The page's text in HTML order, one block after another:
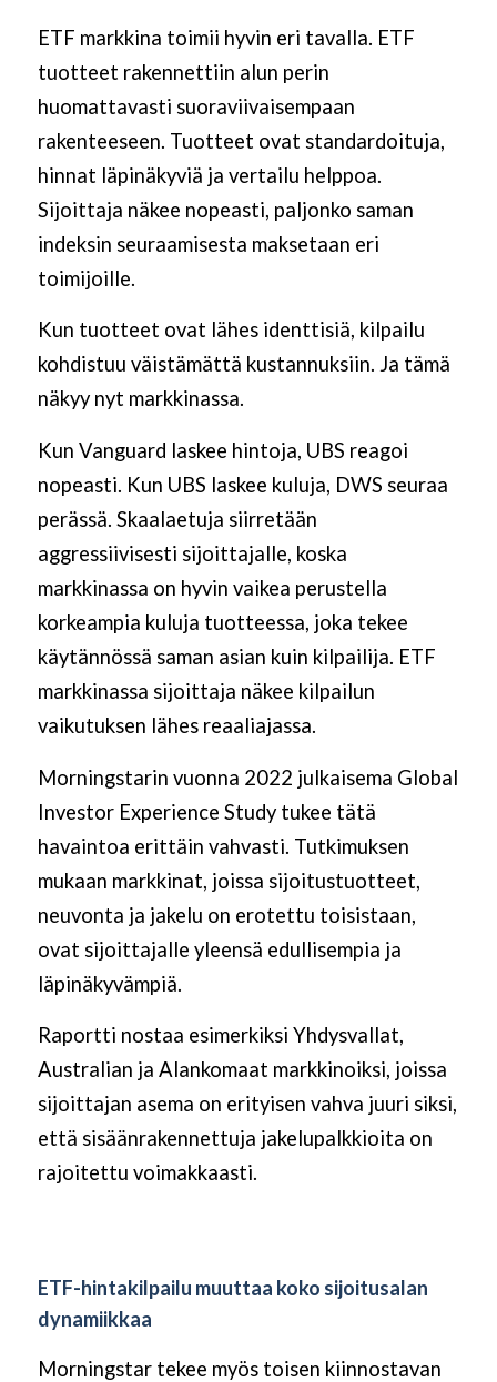
ETF markkina toimii hyvin eri tavalla. ETF
tuotteet rakennettiin alun perin
huomattavasti suoraviivaisempaan
rakenteeseen. Tuotteet ovat standardoituja,
hinnat läpinäkyviä ja vertailu helppoa.
Sijoittaja näkee nopeasti, paljonko saman
indeksin seuraamisesta maksetaan eri
toimijoille.
Kun tuotteet ovat lähes identtisiä, kilpailu
kohdistuu väistämättä kustannuksiin. Ja tämä
näkyy nyt markkinassa.
Kun Vanguard laskee hintoja, UBS reagoi
nopeasti. Kun UBS laskee kuluja, DWS seuraa
perässä. Skaalaetuja siirretään
aggressiivisesti sijoittajalle, koska
markkinassa on hyvin vaikea perustella
korkeampia kuluja tuotteessa, joka tekee
käytännössä saman asian kuin kilpailija. ETF
markkinassa sijoittaja näkee kilpailun
vaikutuksen lähes reaaliajassa.
Morningstarin vuonna 2022 julkaisema Global
Investor Experience Study tukee tätä
havaintoa erittäin vahvasti. Tutkimuksen
mukaan markkinat, joissa sijoitustuotteet,
neuvonta ja jakelu on erotettu toisistaan,
ovat sijoittajalle yleensä edullisempia ja
läpinäkyvämpiä.
Raportti nostaa esimerkiksi Yhdysvallat,
Australian ja Alankomaat markkinoiksi, joissa
sijoittajan asema on erityisen vahva juuri siksi,
että sisäänrakennettuja jakelupalkkioita on
rajoitettu voimakkaasti.
ETF-hintakilpailu muuttaa koko sijoitusalan
dynamiikkaa
Morningstar tekee myös toisen kiinnostavan